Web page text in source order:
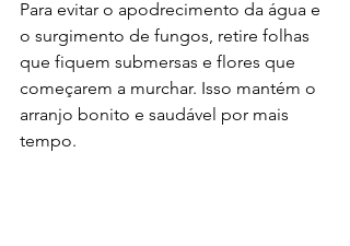
Para evitar o apodrecimento da água e
o surgimento de fungos, retire folhas
que fiquem submersas e flores que
começarem a murchar. Isso mantém o
arranjo bonito e saudável por mais
tempo.